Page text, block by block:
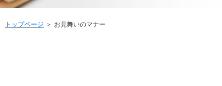
トップページ ＞ お見舞いのマナー